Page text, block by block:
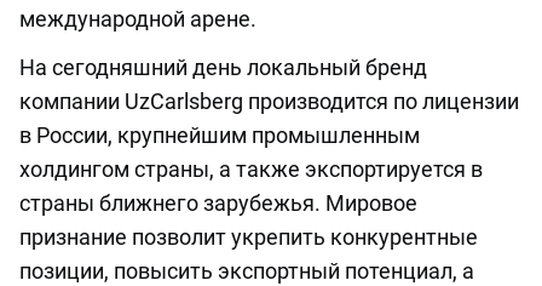
международной арене.
На сегодняшний день локальный бренд
компании UzCarlsberg производится по лицензии
в России, крупнейшим промышленным
холдингом страны, а также экспортируется в
страны ближнего зарубежья. Мировое
признание позволит укрепить конкурентные
позиции, повысить экспортный потенциал, а